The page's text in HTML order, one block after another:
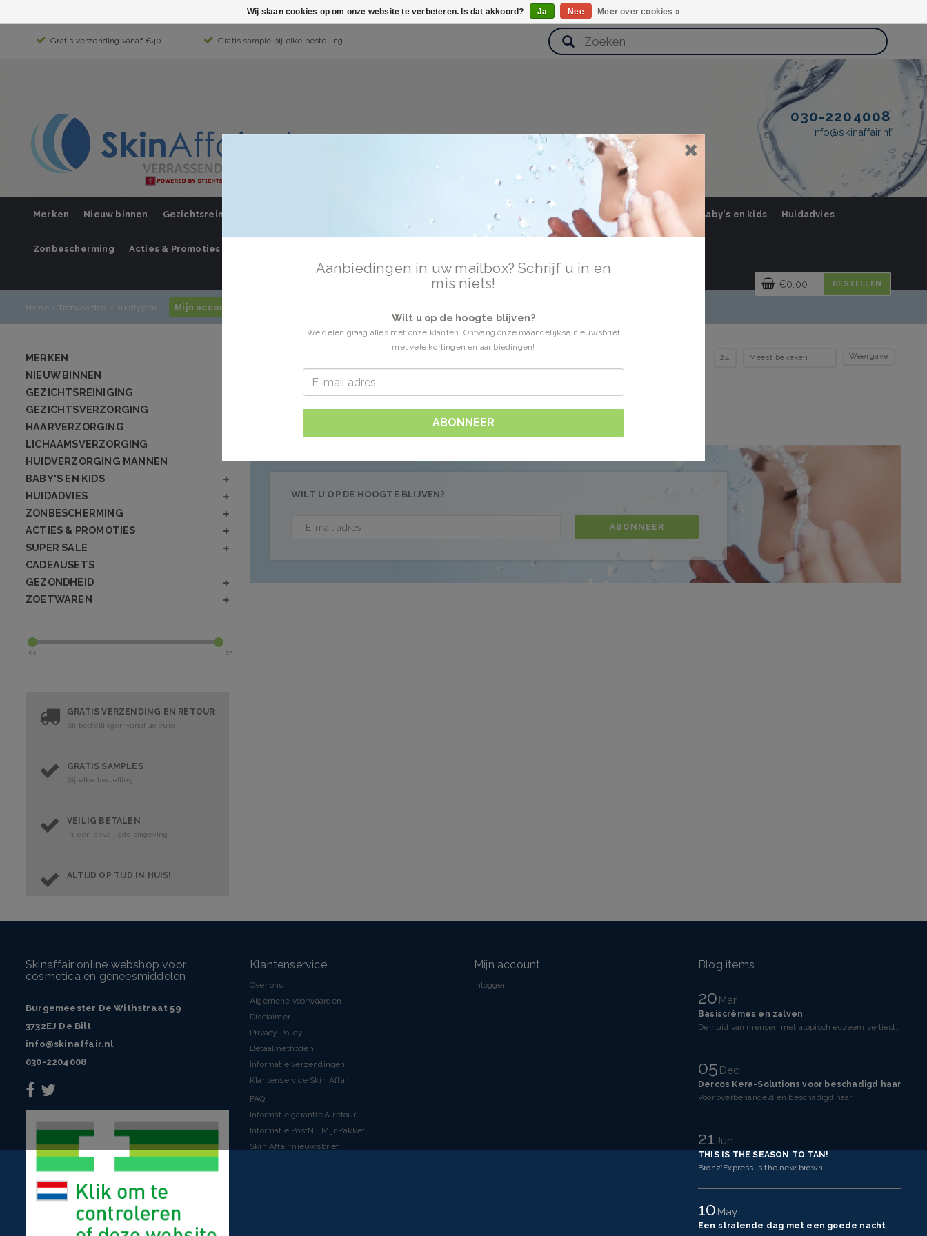
Gratis verzending vanaf €40 Gratis sample bij elke bestelling
030-2204008
info@skinaffair.nl
Merken Nieuw binnen Gezichtsreiniging Lichaamsverzorging Huidverzorging Mannen Baby's en kids Huidadvies
Zonbescherming Acties & Promoties
€0,00 BESTELLEN
Home/ Trefwoorden / huidtypen Mijn account / inloggen
MERKEN
NIEUW BINNEN
GEZICHTSREINIGING
GEZICHTSVERZORGING
HAARVERZORGING
LICHAAMSVERZORGING
HUIDVERZORGING MANNEN
BABY'S EN KIDS
HUIDADVIES
ZONBESCHERMING
ACTIES & PROMOTIES
SUPER SALE
CADEAUSETS
GEZONDHEID
ZOETWAREN
€0 €5
GRATIS VERZENDING EN RETOUR
Bij bestellingen vanaf 40 euro
GRATIS SAMPLES
Bij elke bestelling
VEILIG BETALEN
In een beveiligde omgeving
ALTIJD OP TIJD IN HUIS!
Producten getagd met huidtypen Weergave
Geen producten gevonden!...
WILT U OP DE HOOGTE BLIJVEN?
ABONNEER
Skinaffair online webshop voor
cosmetica en geneesmiddelen
Burgemeester De Withstraat 59
3732EJ De Bilt
info@skinaffair.nl
030-2204008
Klantenservice
Over ons
Algemene voorwaarden
Disclaimer
Privacy Policy
Betaalmethoden
Informatie verzendingen
Klantenservice Skin Affair
FAQ
Informatie garantie & retour
Informatie PostNL MijnPakket
Skin Affair nieuwsbrief
Mijn account
Inloggen
Blog items
20Mar
Basiscrèmes en zalven
De huid van mensen met atopisch eczeem verliest makkelijker vocht dan een gezonde huid. Dit komt doo
05Dec
Dercos Kera-Solutions voor beschadigd haar
Voor overbehandeld en beschadigd haar!
21Jun
THIS IS THE SEASON TO TAN!
Bronz'Express is the new brown!
10May
Een stralende dag met een goede nacht
Aanbiedingen in uw mailbox? Schrijf u in en
mis niets!
Wilt u op de hoogte blijven?
We delen graag alles met onze klanten. Ontvang onze maandelijkse nieuwsbrief
met vele kortingen en aanbiedingen!
ABONNEER
Wij slaan cookies op om onze website te verbeteren. Is dat akkoord? Ja Nee Meer over cookies »